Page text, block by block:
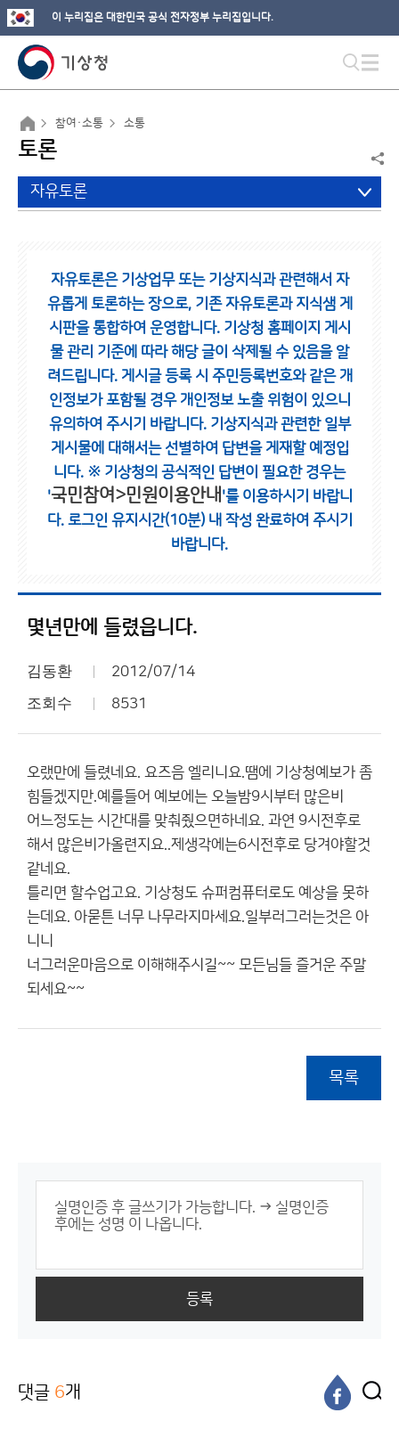
이 누리집은 대한민국 공식 전자정부 누리집입니다.
참여·소통 소통
토론
자유토론
자유토론은 기상업무 또는 기상지식과 관련해서 자
유롭게 토론하는 장으로, 기존 자유토론과 지식샘 게
시판을 통합하여 운영합니다. 기상청 홈페이지 게시
물 관리 기준에 따라 해당 글이 삭제될 수 있음을 알
려드립니다. 게시글 등록 시 주민등록번호와 같은 개
인정보가 포함될 경우 개인정보 노출 위험이 있으니
유의하여 주시기 바랍니다. 기상지식과 관련한 일부
게시물에 대해서는 선별하여 답변을 게재할 예정입
니다. ※ 기상청의 공식적인 답변이 필요한 경우는
'국민참여>민원이용안내 '를 이용하시기 바랍니
다. 로그인 유지시간(10분) 내 작성 완료하여 주시기
바랍니다.
몇년만에 들렸읍니다.
김동환 2012/07/14
조회수 8531
오랬만에 들렸네요. 요즈음 엘리니요.땜에 기상청예보가 좀
힘들겠지만.예를들어 예보에는 오늘밤9시부터 많은비
어느정도는 시간대를 맞춰줬으면하네요. 과연 9시전후로
해서 많은비가올련지요..제생각에는6시전후로 당겨야할것
같네요.
틀리면 할수업고요. 기상청도 슈퍼컴퓨터로도 예상을 못하
는데요. 아묻튼 너무 나무라지마세요.일부러그러는것은 아
니니
너그러운마음으로 이해해주시길~~ 모든님들 즐거운 주말
되세요~~
목록
등록
댓글 6개